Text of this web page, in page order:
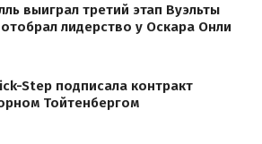
выиграл третий этап Вуэльты
лидерство у Оскара Онли
Step подписала контракт
Тойтенбергом